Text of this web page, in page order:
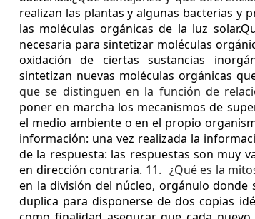
realizan las plantas y algunas bacterias y
las moléculas orgánicas de la luz solar.
necesaria para sintetizar moléculas
oxidación de ciertas sustancias
sintetizan nuevas moléculas orgánicas
que se distinguen en la función de
poner en marcha los mecanismos de
el medio ambiente o en el propio
información: una vez realizada la
de la respuesta: las respuestas son muy
en dirección contraria. 11. ¿Qué es la
en la división del núcleo, orgánulo donde
duplica para disponerse de dos copias